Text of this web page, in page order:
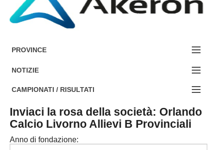
Accedi / Registrati
PROVINCE
EDIZIONE:
AREZZO
FIRENZE
GROSSETO
LIVORNO
NOTIZIE
NOTIZIE:
Societa' professionistiche
Le iniziative di TOSCANA GOL
Beach soccer
CAMPIONATI / RISULTATI
Campionati :
Inviaci la rosa della società: Orlando
Calcio Livorno Allievi B Provinciali
Anno di fondazione: